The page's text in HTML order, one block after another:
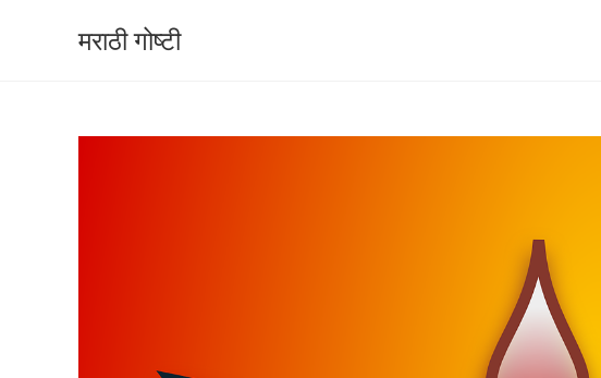
मराठी गोष्टी